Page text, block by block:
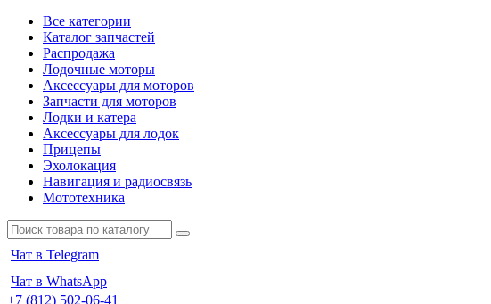
Все категории
Каталог запчастей
Распродажа
Лодочные моторы
Аксессуары для моторов
Запчасти для моторов
Лодки и катера
Аксессуары для лодок
Прицепы
Эхолокация
Навигация и радиосвязь
Мототехника
Чат в Telegram
Чат в WhatsApp
+7 (812) 502-06-41